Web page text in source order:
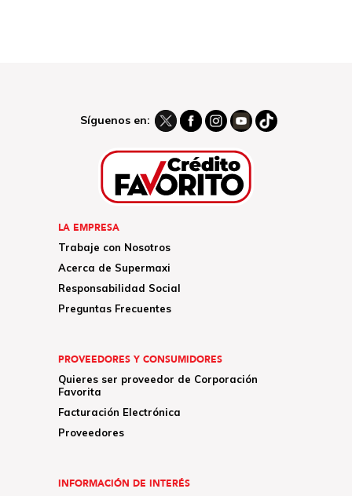
Síguenos en:
LA EMPRESA
Trabaje con Nosotros
Acerca de Supermaxi
Responsabilidad Social
Preguntas Frecuentes
PROVEEDORES Y CONSUMIDORES
Quieres ser proveedor de Corporación
Favorita
Facturación Electrónica
Proveedores
INFORMACIÓN DE INTERÉS